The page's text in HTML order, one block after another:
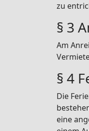
zu
§ 3
Am
§ 4
Die
eine